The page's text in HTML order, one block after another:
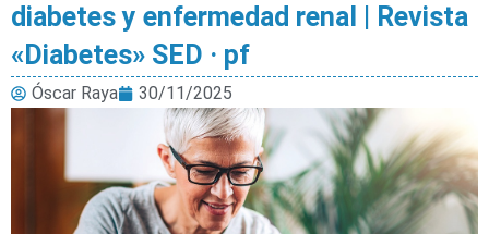
diabetes y enfermedad renal | Revista
«Diabetes» SED · pf
Óscar Raya 30/11/2025